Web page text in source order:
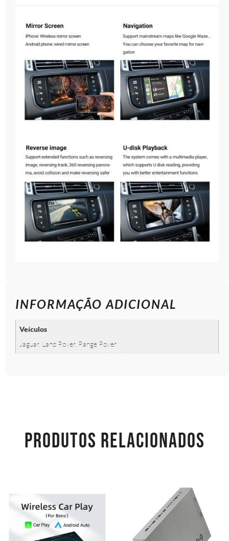
INFORMAÇÃO ADICIONAL
Veículos
Jaguar, Land Rover, Range Rover
PRODUTOS RELACIONADOS